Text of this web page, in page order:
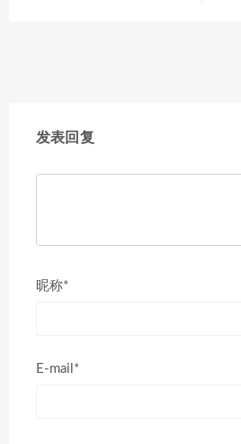
发表回复
昵称*
E-mail*